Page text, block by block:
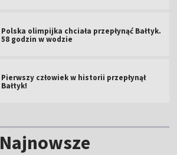
Polska olimpijka chciała przepłynąć Bałtyk.
58 godzin w wodzie
Pierwszy człowiek w historii przepłynął
Bałtyk!
Najnowsze